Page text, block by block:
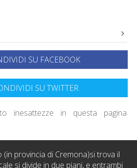
SU FACEBOOK
SU TWITTER
inesattezze in questa pagina
provincia di Cremona)si trova il
si divide in due piani, e entrambi